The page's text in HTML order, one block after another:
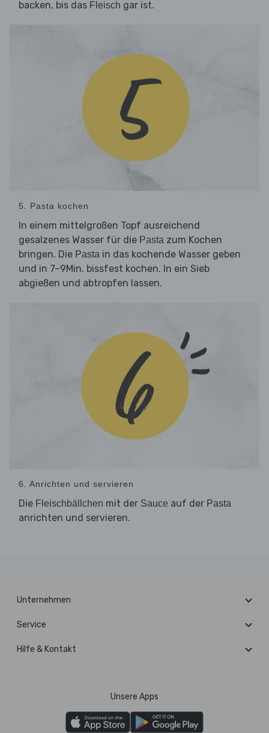
backen, bis das Fleisch gar ist.
5. Pasta kochen
In einem mittelgroßen Topf ausreichend
gesalzenes Wasser für die Pasta zum Kochen
bringen. Die Pasta in das kochende Wasser geben
und in 7–9Min. bissfest kochen. In ein Sieb
abgießen und abtropfen lassen.
6. Anrichten und servieren
Die Fleischbällchen mit der Sauce auf der Pasta
anrichten und servieren.
Unternehmen
Service
Hilfe & Kontakt
Unsere Apps